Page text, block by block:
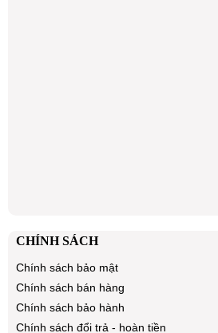
CHÍNH SÁCH
Chính sách bảo mật
Chính sách bán hàng
Chính sách bảo hành
Chính sách đổi trả - hoàn tiền